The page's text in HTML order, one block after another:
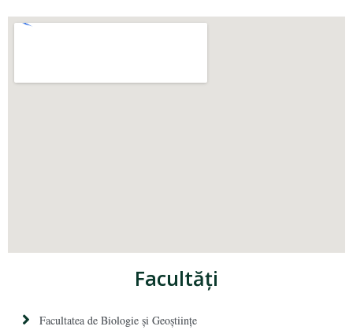
Facultăţi
Facultatea de Biologie și Geoștiințe